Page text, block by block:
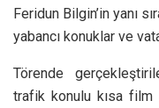
Feridun Bilgin’in yanı
yabancı konuklar ve
Törende
trafik konulu kısa film